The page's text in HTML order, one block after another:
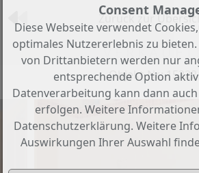
Zurück zur
V E R K A U F T
Objekt-Nr.: 15222
Consent
Diese Webseite verwendet
optimales Nutzererlebnis zu
von Drittanbietern werden nur
entsprechende Option
Datenverarbeitung kann dann
erfolgen. Weitere
Datenschutzerklärung. Weitere
Auswirkungen Ihrer Auswahl